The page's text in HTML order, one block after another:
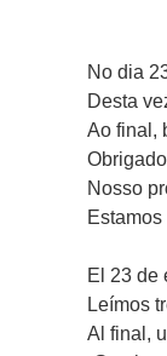
No dia
Desta
Ao final,
Nosso
El 23 de
Leímos
Al final,